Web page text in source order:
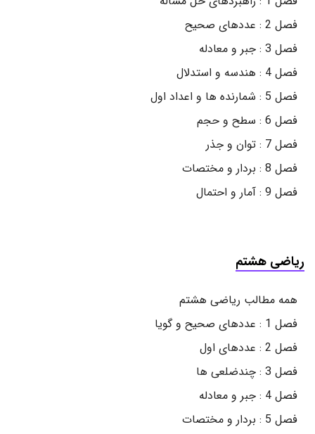
فصل 2 : عددهای صحیح
فصل 3 : جبر و معادله
فصل 4 : هندسه و استدلال
فصل 5 : شمارنده ها و اعداد اول
فصل 6 : سطح و حجم
فصل 7 : توان و جذر
فصل 8 : بردار و مختصات
فصل 9 : آمار و احتمال
ریاضی هشتم
همه مطالب ریاضی هشتم
فصل 1 : عددهای صحیح و گویا
فصل 2 : عددهای اول
فصل 3 : چندضلعی ها
فصل 4 : جبر و معادله
فصل 5 : بردار و مختصات